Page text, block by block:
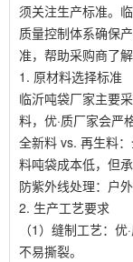
须关注生产标准。
质量控制体系确保
准，帮助采购商了解
1. 原材料选择标准
临沂吨袋厂家主要
料，优·质厂家会严
全新料 vs. 再生料
料吨袋成本低，但承
防紫外线处理：户
2. 生产工艺要求
（1）缝制工艺：
不易撕裂。